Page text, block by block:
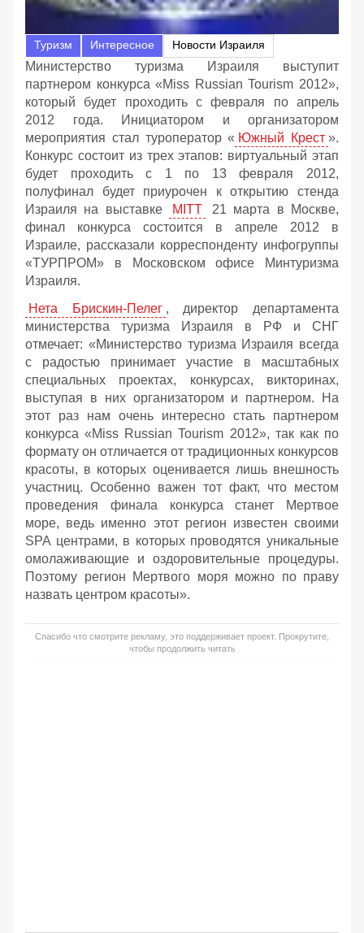
Туризм Интересное Новости Израиля
Министерство туризма Израиля выступит
партнером конкурса «Miss Russian Tourism 2012»,
который будет проходить с февраля по апрель
2012 года. Инициатором и организатором
мероприятия стал туроператор « Южный Крест ».
Конкурс состоит из трех этапов: виртуальный этап
будет проходить с 1 по 13 февраля 2012,
полуфинал будет приурочен к открытию стенда
Израиля на выставке
MITT
21 марта в Москве,
финал конкурса состоится в апреле 2012 в
Израиле, рассказали корреспонденту инфогруппы
«ТУРПРОМ» в Московском офисе Минтуризма
Израиля.
Нета Брискин-Пелег , директор департамента
министерства туризма Израиля в РФ и СНГ
отмечает: «Министерство туризма Израиля всегда
с радостью принимает участие в масштабных
специальных проектах, конкурсах, викторинах,
выступая в них организатором и партнером. На
этот раз нам очень интересно стать партнером
конкурса «Miss Russian Tourism 2012», так как по
формату он отличается от традиционных конкурсов
красоты, в которых оценивается лишь внешность
участниц. Особенно важен тот факт, что местом
проведения финала конкурса станет Мертвое
море, ведь именно этот регион известен своими
SPA центрами, в которых проводятся уникальные
омолаживающие и оздоровительные процедуры.
Поэтому регион Мертвого моря можно по праву
назвать центром красоты».
Спасибо что смотрите рекламу, это поддерживает проект. Прокрутите,
чтобы продолжить читать